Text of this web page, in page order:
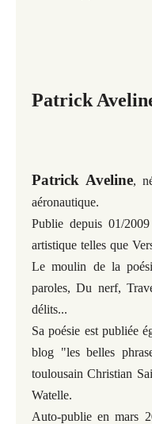
Patrick
Patrick Aveline,
aéronautique.
Publie depuis 01/
artistique telles que
Le moulin de la
paroles, Du nerf,
délits...
Sa poésie est publiée
blog "les belles
toulousain Christian
Watelle.
Auto-publie en mars